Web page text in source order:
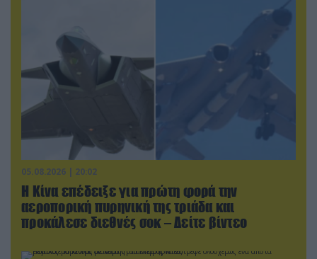
05.08.2026 | 20:02
Η Κίνα επέδειξε για πρώτη φορά την
αεροπορική πυρηνική της τριάδα και
προκάλεσε διεθνές σοκ – Δείτε βίντεο